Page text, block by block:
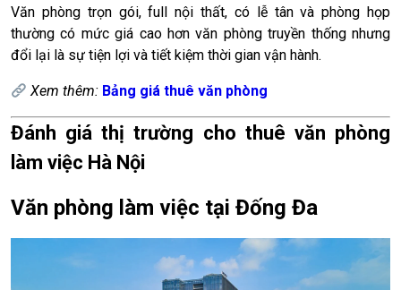
Văn phòng trọn gói, full nội thất, có lễ tân và phòng họp
thường có mức giá cao hơn văn phòng truyền thống nhưng
đổi lại là sự tiện lợi và tiết kiệm thời gian vận hành.
Xem thêm: Bảng giá thuê văn phòng
Đánh giá thị trường cho thuê văn phòng
làm việc Hà Nội
Văn phòng làm việc tại Đống Đa